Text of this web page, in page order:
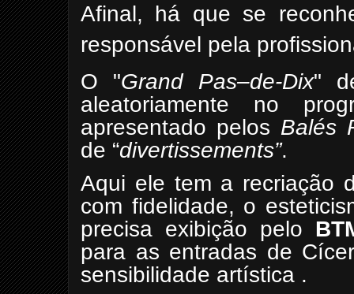
Afinal, há que se
responsável pela
O "Grand Pas–de-Dix"
aleatoriamente no
apresentado pelos Balés
de “divertissements”.
Aqui ele tem a recriação
com fidelidade, o
precisa exibição pelo
para as entradas de
sensibilidade artística .